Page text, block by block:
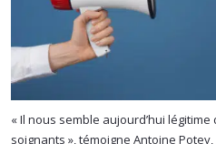
« Il nous semble aujourd’hui
soignants », témoigne Antoine